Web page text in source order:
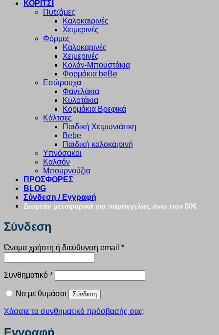
ΚΟΡΙΤΣΙ
Πυτζάμες
Καλοκαιρινές
Χειμερινές
Φόρμες
Καλοκαρινές
Χειμερινές
Κολάν-Μπουστάκια
Φορμάκια beBe
Εσώρουχα
Φανελάκια
Κυλοτάκια
Κορμάκια Βρεφικά
Κάλτσες
Παιδική Χειμωνιάτικη
Bebe
Παιδική καλοκαιρινή
Υπνόσακοι
Καλσόν
Μπουρνούζια
ΠΡΟΣΦΟΡΕΣ
BLOG
Σύνδεση / Εγγραφή
Δωρεάν μεταφορικά για παραγγελίες άνω των 50€
Σύνδεση
Όνομα χρήστη ή διεύθυνση email *Απαιτείται
Συνθηματικό *Απαιτείται
Να με θυμάσαι Σύνδεση
Χάσατε το συνθηματικό πρόσβασής σας;
Εγγραφή